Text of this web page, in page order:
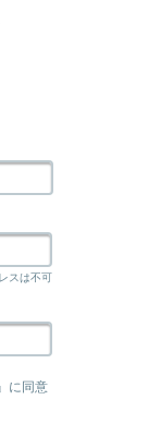
スは不可
に同意